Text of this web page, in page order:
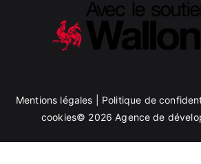
Mentions légales Politique de
cookies© 2026Agence de